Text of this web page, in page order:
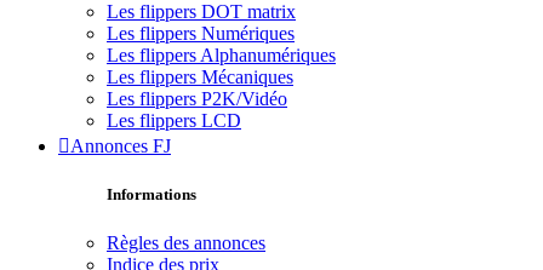
Les flippers DOT matrix
Les flippers Numériques
Les flippers Alphanumériques
Les flippers Mécaniques
Les flippers P2K/Vidéo
Les flippers LCD
Annonces FJ
Informations
Règles des annonces
Indice des prix